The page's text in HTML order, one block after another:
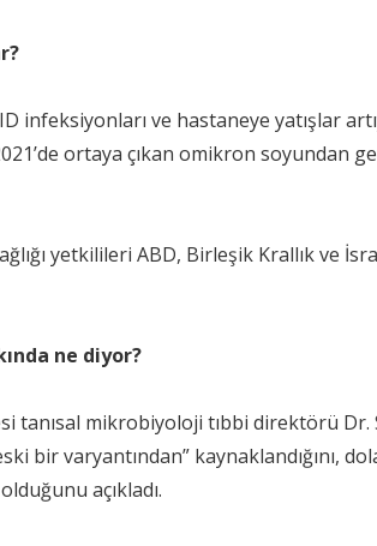
infeksiyonları ve hastaneye yatışlar
ortaya çıkan omikron soyundan
yetkilileri ABD, Birleşik Krallık ve
ne diyor?
tanısal mikrobiyoloji tıbbi direktörü Dr.
bir varyantından” kaynaklandığını,
açıkladı.